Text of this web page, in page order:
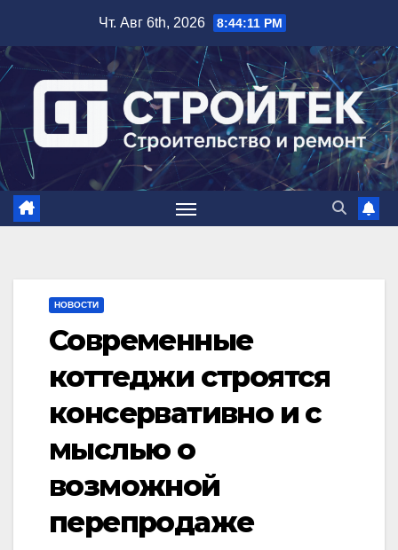
содержимому
Чт. Авг 6th, 2026 8:44:11 PM
НОВОСТИ
Современные
коттеджи строятся
консервативно и с
мыслью о
возможной
перепродаже